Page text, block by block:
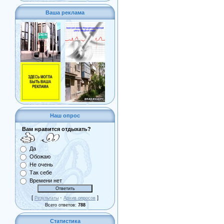
Ваша реклама
Наш опрос
Вам нравится отдыхать?
Да
Обожаю
Не очень
Так себе
Времени нет
[ Результаты · Архив опросов ]
Всего ответов: 788
Статистика